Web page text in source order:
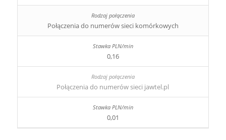
Połączenia do numerów sieci komórkowych
0,16
Połączenia do numerów sieci jawtel.pl
0,01